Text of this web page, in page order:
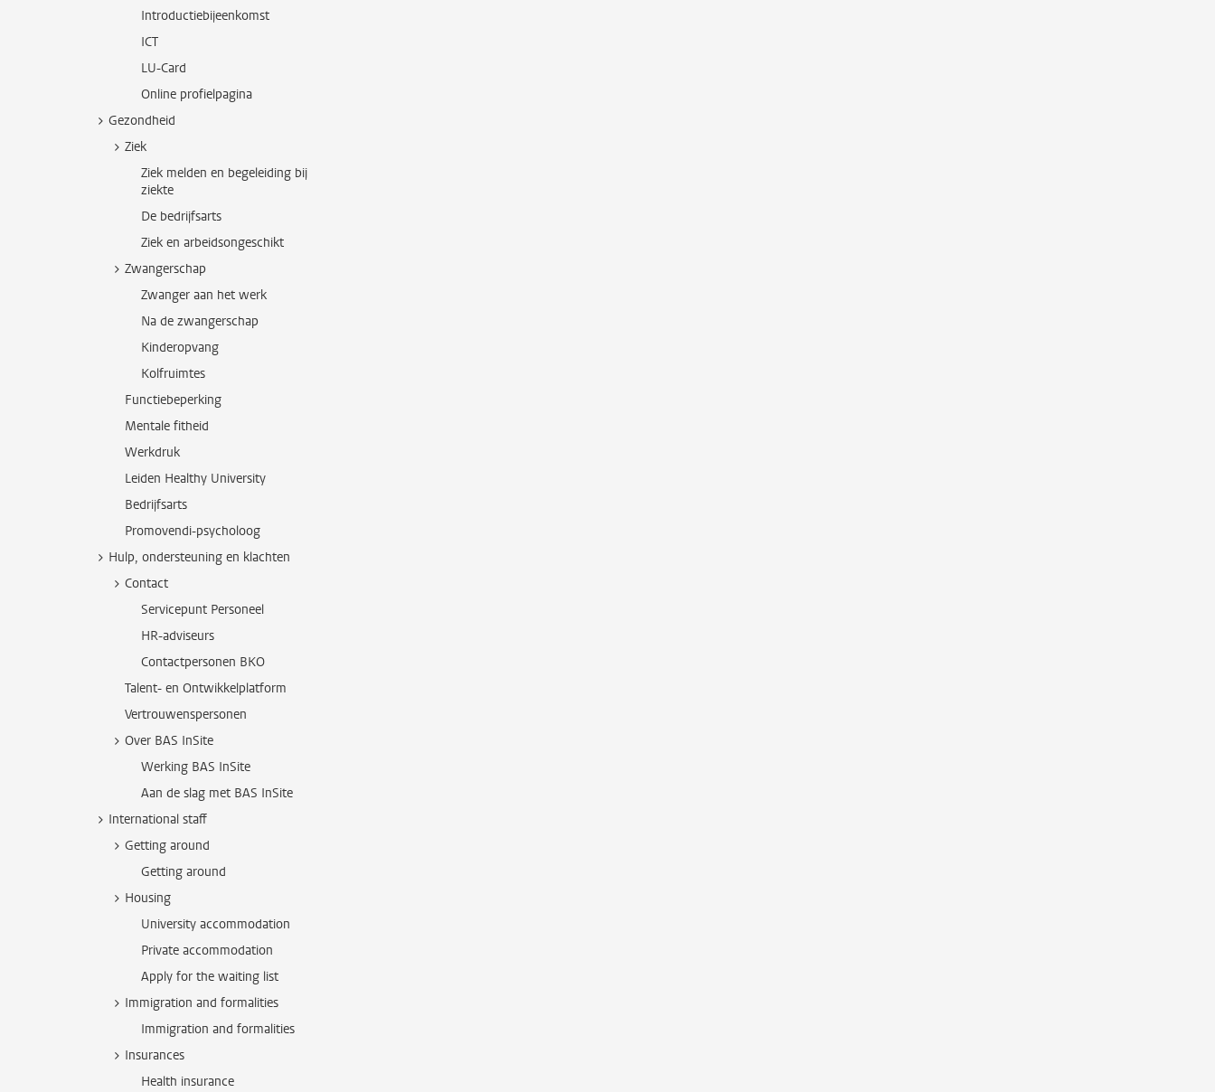
Introductiebijeenkomst
ICT
LU-Card
Online profielpagina
Gezondheid
Ziek
Ziek melden en begeleiding bij
ziekte
De bedrijfsarts
Ziek en arbeidsongeschikt
Zwangerschap
Zwanger aan het werk
Na de zwangerschap
Kinderopvang
Kolfruimtes
Functiebeperking
Mentale fitheid
Werkdruk
Leiden Healthy University
Bedrijfsarts
Promovendi-psycholoog
Hulp, ondersteuning en klachten
Contact
Servicepunt Personeel
HR-adviseurs
Contactpersonen BKO
Talent- en Ontwikkelplatform
Vertrouwenspersonen
Over BAS InSite
Werking BAS InSite
Aan de slag met BAS InSite
International staff
Getting around
Getting around
Housing
University accommodation
Private accommodation
Apply for the waiting list
Immigration and formalities
Immigration and formalities
Insurances
Health insurance